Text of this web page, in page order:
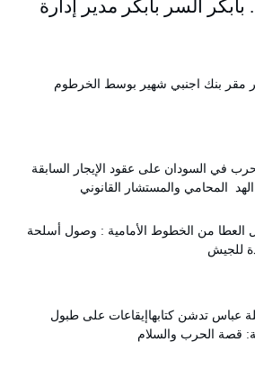
بابكر السر بابكر مدير إدارة
مقر بنك اجنبي شهير بوسط الخرطوم
في السودان على عقود الإيجار السابقة
المحامي والمستشار القانوني
العطا من الخطوط الأمامية : وصول أسلحة
للجيش
عباس تدشن كتابهاإيقاعات على طبول
قصة الحرب والسلام